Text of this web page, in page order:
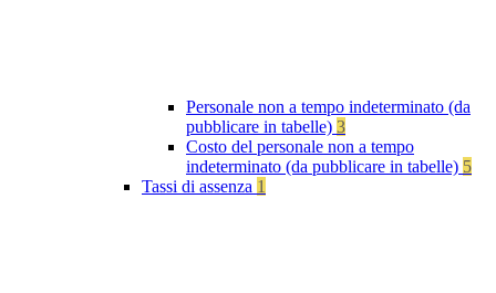
Personale non a tempo indeterminato (da
pubblicare in tabelle) 3
Costo del personale non a tempo
indeterminato (da pubblicare in tabelle) 5
Tassi di assenza 1